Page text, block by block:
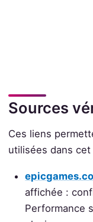
Sources
Ces liens
utilisées dans
affichée :
Performance